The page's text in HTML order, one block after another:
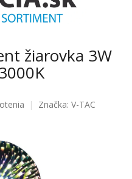
žiarovka 3W
Značka: V-TAC